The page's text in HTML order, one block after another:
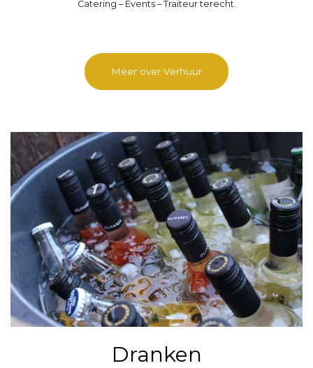
Catering – Events – Traiteur terecht.
Meer over Verhuur
Dranken